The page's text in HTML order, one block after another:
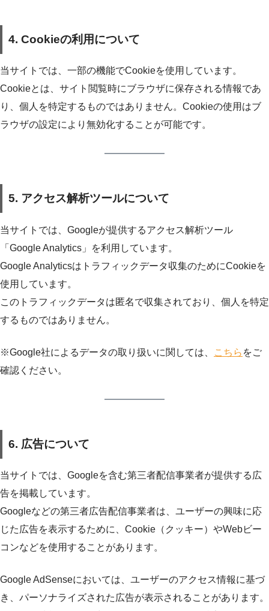
4. Cookieの利用について
当サイトでは、一部の機能でCookieを使用しています。
Cookieとは、サイト閲覧時にブラウザに保存される情報であ
り、個人を特定するものではありません。Cookieの使用はブ
ラウザの設定により無効化することが可能です。
5. アクセス解析ツールについて
当サイトでは、Googleが提供するアクセス解析ツール
「Google Analytics」を利用しています。
Google Analyticsはトラフィックデータ収集のためにCookieを
使用しています。
このトラフィックデータは匿名で収集されており、個人を特定
するものではありません。
※Google社によるデータの取り扱いに関しては、 こちら をご
確認ください。
6. 広告について
当サイトでは、Googleを含む第三者配信事業者が提供する広
告を掲載しています。
Googleなどの第三者広告配信事業者は、ユーザーの興味に応
じた広告を表示するために、Cookie（クッキー）やWebビー
コンなどを使用することがあります。
Google AdSenseにおいては、ユーザーのアクセス情報に基づ
き、パーソナライズされた広告が表示されることがあります。